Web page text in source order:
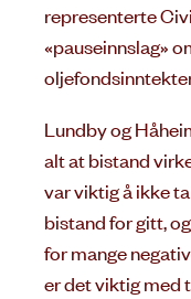
representerte
«pauseinnslag»
Lundby og
alt at bistand
var viktig å ikke
bistand for gitt,
for mange
er det viktig